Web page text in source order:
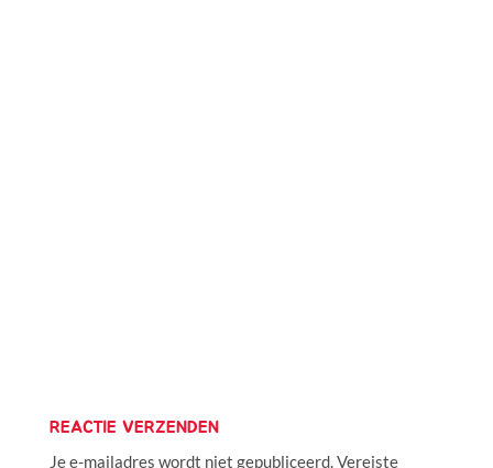
REACTIE VERZENDEN
Je e-mailadres wordt niet gepubliceerd.Vereiste